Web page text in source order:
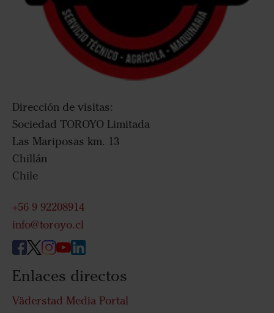
Dirección de visitas:
Sociedad TOROYO Limitada
Las Mariposas km. 13
Chillán
Chile
+56 9 92208914
info@toroyo.cl
Enlaces directos
Väderstad Media Portal